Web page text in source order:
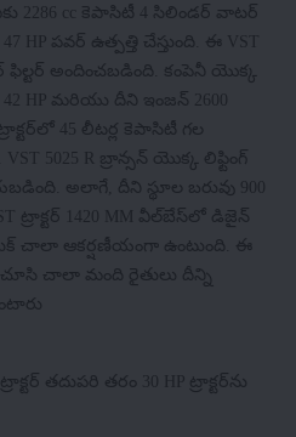
2286 cc కెపాసిటీ 4 సిలిండర్ వాటర్
HP పవర్ ఉత్పత్తి చేస్తుంది. ఈ VST
అందించబడింది. కంపెనీ యొక్క
42 HP మరియు దీని ఇంజన్ 2600
45 లీటర్ల కెపాసిటీ గల
5025 R బ్రాన్సన్ యొక్క లిఫ్టింగ్
అలాగే, దీని స్థూల బరువు 900
ట్రాక్టర్ 1420 MM వీల్‌బేస్‌లో డిజైన్
చాలా ఆకర్షణీయంగా ఉంటుంది. ఈ
చూసి చాలా మంది రైతులు దీన్ని
ట్రాక్టర్ తదుపరి తరం 30 HP ట్రాక్టర్‌ను